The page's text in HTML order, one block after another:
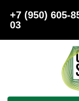
+7 (950) 605-
03